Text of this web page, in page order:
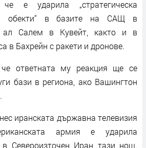
е ударила „стратегическа
и обекти“ в базите на САЩ в
Салем в Кувейт, както и в
в Бахрейн с ракети и дронове.
че ответната му реакция ще се
бази в региона, ако Вашингтон
иранската държавна телевизия
армия е ударила
Североизточен Иран тази нощ.